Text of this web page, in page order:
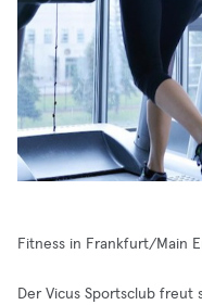
Fitness in Frankfurt/Main
Der Vicus Sportsclub freut